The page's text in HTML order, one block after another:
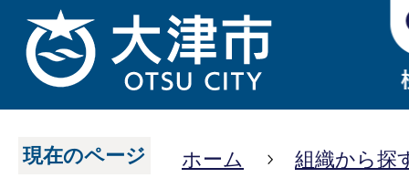
現在のページ ホーム
組織から探